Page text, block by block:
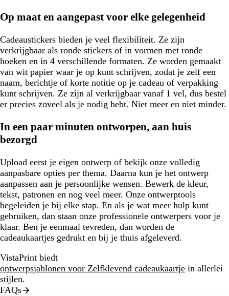
Op maat en aangepast voor elke gelegenheid
Cadeaustickers bieden je veel flexibiliteit. Ze zijn
verkrijgbaar als ronde stickers of in vormen met ronde
hoeken en in 4 verschillende formaten. Ze worden gemaakt
van wit papier waar je op kunt schrijven, zodat je zelf een
naam, berichtje of korte notitie op je cadeau of verpakking
kunt schrijven. Ze zijn al verkrijgbaar vanaf 1 vel, dus bestel
er precies zoveel als je nodig hebt. Niet meer en niet minder.
In een paar minuten ontworpen, aan huis
bezorgd
Upload eerst je eigen ontwerp of bekijk onze volledig
aanpasbare opties per thema. Daarna kun je het ontwerp
aanpassen aan je persoonlijke wensen. Bewerk de kleur,
tekst, patronen en nog veel meer. Onze ontwerptools
begeleiden je bij elke stap. En als je wat meer hulp kunt
gebruiken, dan staan onze professionele ontwerpers voor je
klaar. Ben je eenmaal tevreden, dan worden de
cadeaukaartjes gedrukt en bij je thuis afgeleverd.
VistaPrint biedt
ontwerpsjablonen voor Zelfklevend cadeaukaartje in allerlei
stijlen.
FAQs